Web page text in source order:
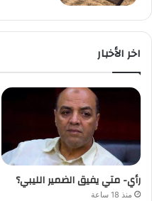
اخر الأخبار
رأي- متي يفيق الضمير الليبي؟
منذ 18 ساعة